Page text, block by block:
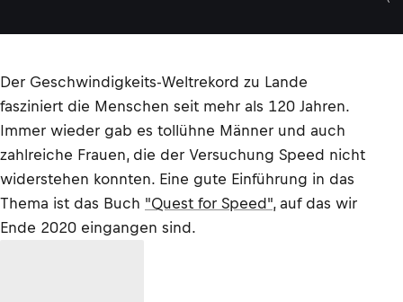
Der Geschwindigkeits-Weltrekord zu Lande
fasziniert die Menschen seit mehr als 120 Jahren.
Immer wieder gab es tollühne Männer und auch
zahlreiche Frauen, die der Versuchung Speed nicht
widerstehen konnten. Eine gute Einführung in das
Thema ist das Buch "Quest for Speed", auf das wir
Ende 2020 eingangen sind.